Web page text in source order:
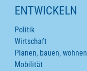
ENTWICKELN
Politik
Wirtschaft
Planen, bauen, wohnen
Mobilität